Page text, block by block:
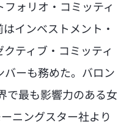
ォリオ・コミッティ
インベストメント・
ティブ・コミッティ
バーも務めた。バロン
で最も影響力のある女
ニングスター社より